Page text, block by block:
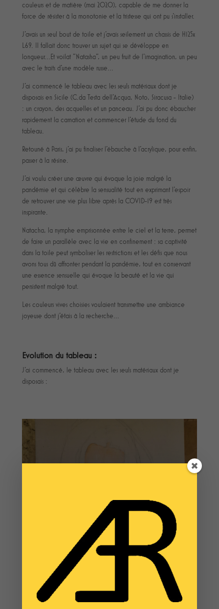
couleurs et de matière (mai 2020), capable de me donner la
force de résister à la monotonie et la tristesse qui ont pu s'installer.
J'avais un seul bout de toile et j'avais seilement un chassis de H125x
L69. Il fallait donc trouver un sujet qui se dévéloppe en
longueur...Et voilat "Natasha", un peu fruit de l'imagination, un peu
avec le traits d'une modèle russe...
J'ai commencé le tableau avec les seuls matériaux dont je
disposais en Sicile (C.da Testa dell'Acqua, Noto, Siracusa - Italie)
: un crayon, des acquelles et un panceau. J'ai pu donc ébaucher
rapidement la carnation et commencer l'étude du fond du
tableau.
Retouné à Paris, j'ai pu finaliser l'ébauche à l'acrylique, pour enfin,
passer à la résine.
J'ai voulu créer une œuvre qui évoque la joie malgré la
pandémie et qui célèbre la sensualité tout en exprimant l'espoir
de retrouver une vie plus libre après la COVID-19 est très
inspirante.
Natacha, la nymphe emprisonnée entre le ciel et la terre, permet
de faire un parallèle avec la vie en confinement : sa captivité
dans la toile peut symboliser les restrictions et les défis que nous
avons tous dû affronter pendant la pandémie, tout en conservant
une essence sensuelle qui évoque la beauté et la vie qui
persistent malgré tout.
Les couleurs vives choisies voulaient transmettre une ambiance
joyeuse dont j'étais à la recherche...
Evolution du tableau :
J'ai commencé, le tableau avec les seuls matériaux dont je
disposais :